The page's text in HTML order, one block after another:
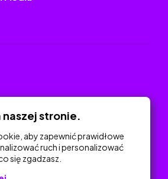
naszej stronie.
aby zapewnić prawidłowe
ruch i personalizować
się zgadzasz.